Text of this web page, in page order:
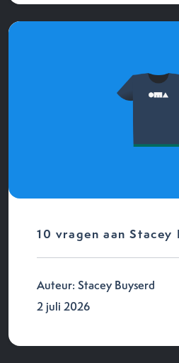
10 vragen aan Stacey
Auteur: Stacey Buyserd
2 juli 2026